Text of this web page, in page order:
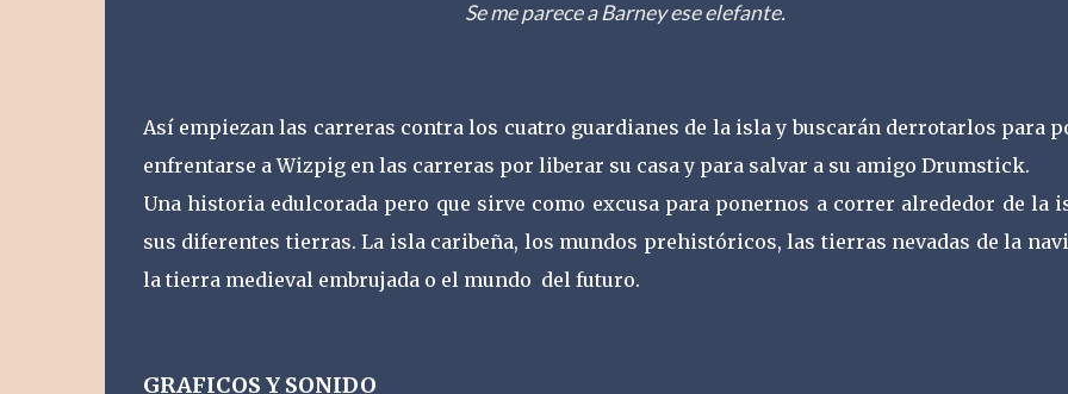
Se me parece a Barney ese elefante.
Así empiezan las carreras contra los cuatro guardianes de la isla y buscarán derrotarlos para
enfrentarse a Wizpig en las carreras por liberar su casa y para salvar a su amigo Drumstick.
Una historia edulcorada pero que sirve como excusa para ponernos a correr alrededor de la
sus diferentes tierras. La isla caribeña, los mundos prehistóricos, las tierras nevadas de la
la tierra medieval embrujada o el mundo del futuro.
GRAFICOS Y SONIDO